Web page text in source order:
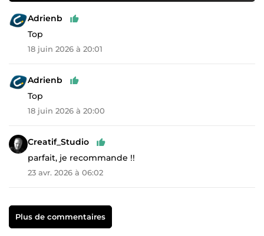
Adrienb
Top
18 juin 2026 à 20:01
Adrienb
Top
18 juin 2026 à 20:00
Creatif_Studio
parfait, je recommande !!
23 avr. 2026 à 06:02
Plus de commentaires